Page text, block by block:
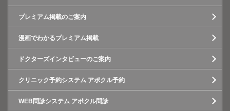
プレミアム掲載のご案内
漫画でわかるプレミアム掲載
ドクターズインタビューのご案内
クリニック予約システム アポクル予約
WEB問診システム アポクル問診